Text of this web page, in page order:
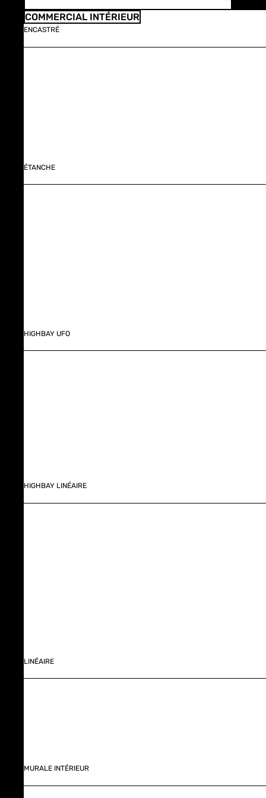
COMMERCIAL INTÉRIEUR
ENCASTRÉ
ÉTANCHE
HIGHBAY UFO
HIGHBAY LINÉAIRE
LINÉAIRE
MURALE INTÉRIEUR